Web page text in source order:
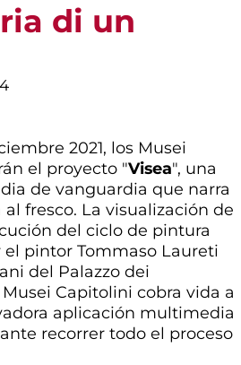
di un
2021, los Musei
el proyecto "Visea", una
de vanguardia que narra
fresco. La visualización de
del ciclo de pintura
pintor Tommaso Laureti
del Palazzo dei
Capitolini cobra vida a
aplicación multimedia
recorrer todo el proceso